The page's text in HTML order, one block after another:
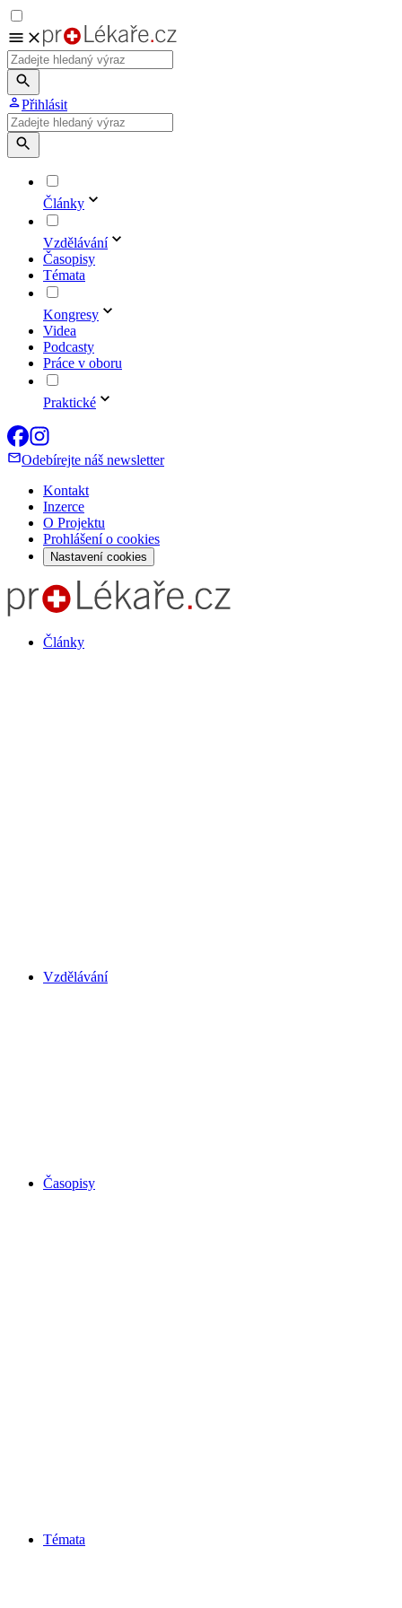
Přihlásit
Články
Vzdělávání
Časopisy
Témata
Kongresy
Videa
Podcasty
Práce v oboru
Praktické
Odebírejte náš newsletter
Kontakt
Inzerce
O Projektu
Prohlášení o cookies
Nastavení cookies
Články
Vzdělávání
Časopisy
Témata